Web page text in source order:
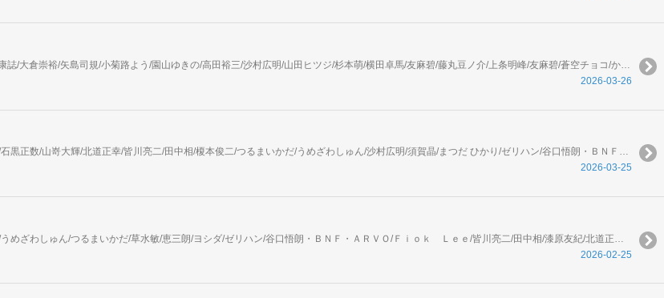
やしろ学/伏瀬/川上泰樹/弐瓶勉/ONE/あずま京太郎/bose/ヤスダスズヒト/馬場康誌/大倉崇裕/矢島司規/小菊路よう/園山ゆきの/高田裕三/沙村広明/山田ヒツジ/杉本萌/横田卓馬/友麻碧/藤丸豆ノ介/上条明峰/友麻碧/蒼空チョコ/かいれめく/清水茜/星野翼/ゆづか正成/マツモトケンゴ/光永康則/空山トキ/五色安未/泉乃せん/伍長/緒崎 カホ/伏瀬/中谷チカ/伏瀬/カジカ航/伏瀬/戸野タエ/くばんまち/須藤けい/氷見雷太
2026-03-26
アフタヌーン編集部/丸木戸マキ/石川雅之/みやびあきの/ヨシダ/珈琲/安藤正基/石黒正数/山嵜大輝/北道正幸/皆川亮二/田中相/榎本俊二/つるまいかだ/うめざわしゅん/沙村広明/須賀晶/まつだ ひかり/ゼリハン/谷口悟朗・ＢＮＦ・ＡＲＶＯ/Ｆｉｏｋ Ｌｅｅ/ＯＭＯＣＡＴ/此糸縫/やながわけんじ/藤島康介/草水敏/恵三朗/雨田青/文村公/ＩＺＵ/Ｈａｇａｎｅ/原正人/カラスヤサトシ
2026-03-25
2026-02-25